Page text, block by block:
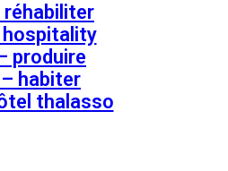
réhabiliter
produire
habiter
thalasso